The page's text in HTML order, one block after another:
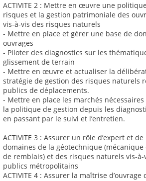
ACTIVITE 2 : Mettre en œuvre une
risques et la gestion patrimoniale des
vis-à-vis des risques naturels
- Mettre en place et gérer une base de
ouvrages
- Piloter des diagnostics sur les
glissement de terrain
- Mettre en œuvre et actualiser la
stratégie de gestion des risques naturels
publics de déplacements.
- Mettre en place les marchés
la politique de gestion depuis les
en passant par le suivi et l’entretien.
ACTIVITE 3 : Assurer un rôle d’expert et
domaines de la géotechnique
de remblais) et des risques naturels vis-à-
publics métropolitains
ACTIVITE 4 : Assurer la maîtrise